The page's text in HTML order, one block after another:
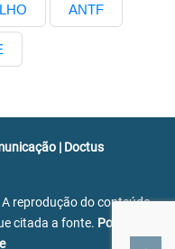
ANTF
| Doctus
reprodução do conteúdo
citada a fonte. Política de